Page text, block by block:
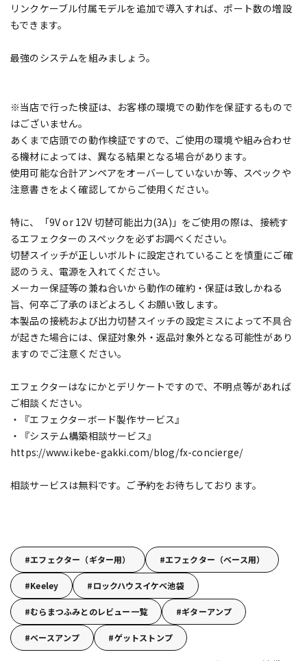
リンクケーブル付属モデルを追加で導入すれば、ポート数の増設
もできます。
最強のシステムを組みましょう。
※当店で行った検証は、お客様の環境での動作を保証するもので
はございません。
あくまで店頭での動作検証ですので、ご使用の環境や組み合わせ
る機材によっては、異なる結果となる場合があります。
使用可能な合計アンペアをオーバーしていないか等、スペックや
注意書きをよく確認してからご使用ください。
特に、「9V or 12V 切替可能出力(3A)」をご使用の際は、接続す
るエフェクターのスペックを必ずお調べください。
切替スイッチが正しいボルトに設定されていることを慎重にご確
認のうえ、電源を入れてください。
メーカー保証等の兼ね合いから動作の確約・保証は致しかねる
旨、何卒ご了承のほどよろしくお願い致します。
本製品の接続および出力切替スイッチの設定ミスによって不具合
が起きた場合には、保証対象外・返品対象外となる可能性があり
ますのでご注意ください。
エフェクターはなにかとデリケートですので、不明点等があれば
ご相談ください。
・『エフェクターボード製作サービス』
・『システム構築相談サービス』
https://www.ikebe-gakki.com/blog/fx-concierge/
相談サービスは無料です。ご予約をお待ちしております。
エフェクター（ギター用） エフェクター（ベース用）
Keeley ロックハウスイケベ池袋
むらまつふみとのレビュー一覧 ギターアンプ
ベースアンプ ゲットストンプ